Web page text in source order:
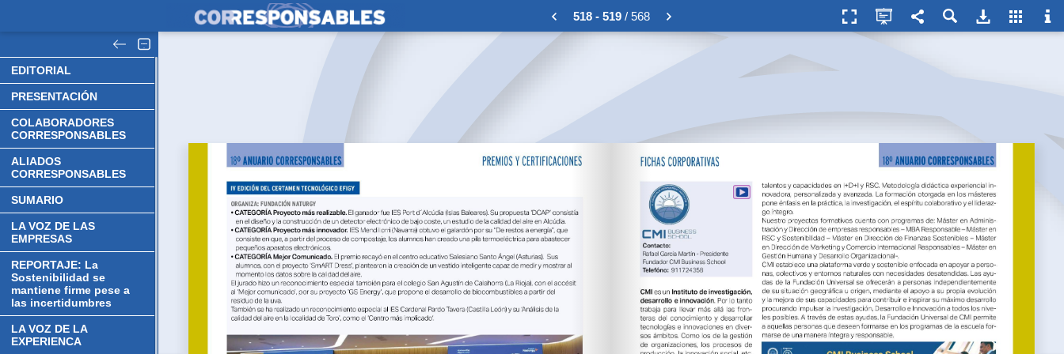
518 - 519/ 568
EDITORIAL
PRESENTACIÓN
COLABORADORES
CORRESPONSABLES
ALIADOS
CORRESPONSABLES
SUMARIO
LA VOZ DE LAS
EMPRESAS
REPORTAJE: La
Sostenibilidad se
mantiene firme pese a
las incertidumbres
LA VOZ DE LA
EXPERIENCA